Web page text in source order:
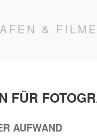
&
FÜR
AUFWAND